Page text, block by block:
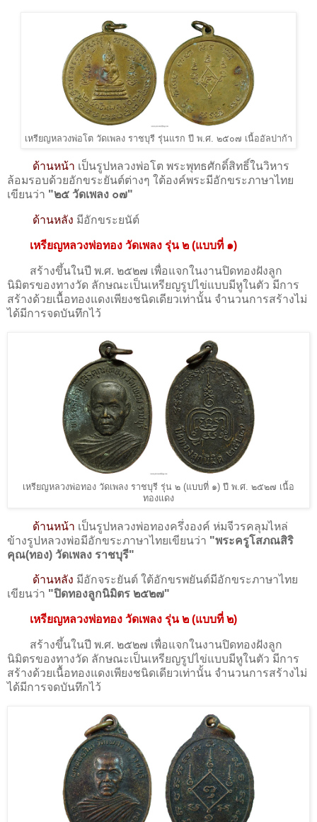
เหรียญหลวงพ่อโต วัดเพลง ราชบุรี รุ่นแรก ปี พ.ศ. ๒๕๐๗ เนื้ออัลปาก้า
ด้านหน้า เป็นรูปหลวงพ่อโต พระพุทธศักดิ์สิทธิ์ในวิหาร
ล้อมรอบด้วยอักขระยันต์ต่างๆ ใต้องค์พระมีอักขระภาษาไทย
เขียนว่า "๒๕ วัดเพลง ๐๗"
ด้านหลัง มีอักขระยนัต์
เหรียญหลวงพ่อทอง วัดเพลง รุ่น ๒ (แบบที่ ๑)
สร้างขึ้นในปี พ.ศ. ๒๕๒๗ เพื่อแจกในงานปิดทองฝังลูก
นิมิตรของทางวัด ลักษณะเป็นเหรียญรูปไข่แบบมีหูในตัว มีการ
สร้างด้วยเนื้อทองแดงเพียงชนิดเดียวเท่านั้น จำนวนการสร้างไม่
ได้มีการจดบันทึกไว้
เหรียญหลวงพ่อทอง วัดเพลง ราชบุรี รุ่น ๒ (แบบที่ ๑) ปี พ.ศ. ๒๕๒๗ เนื้อ
ทองแดง
ด้านหน้า เป็นรูปหลวงพ่อทองครึ่งองค์ ห่มจีวรคลุมไหล่
ข้างรูปหลวงพ่อมีอักขระภาษาไทยเขียนว่า "พระครูโสภณสิริ
คุณ(ทอง) วัดเพลง ราชบุรี"
ด้านหลัง มีอักจระยันต์ ใต้อักขรพยันต์มีอักขระภาษาไทย
เขียนว่า "ปิดทองลูกนิมิตร ๒๕๒๗"
เหรียญหลวงพ่อทอง วัดเพลง รุ่น ๒ (แบบที่ ๒)
สร้างขึ้นในปี พ.ศ. ๒๕๒๗ เพื่อแจกในงานปิดทองฝังลูก
นิมิตรของทางวัด ลักษณะเป็นเหรียญรูปไข่แบบมีหูในตัว มีการ
สร้างด้วยเนื้อทองแดงเพียงชนิดเดียวเท่านั้น จำนวนการสร้างไม่
ได้มีการจดบันทึกไว้